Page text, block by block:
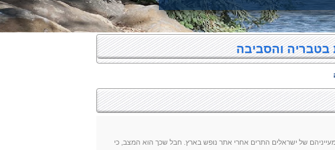
בטבריה והסביבה
של ישראלים התרים אחרי אתר נופש בארץ. חבל שכך הוא המצב, כי